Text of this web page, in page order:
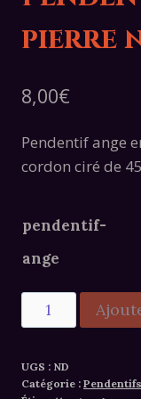
pierre
8,00€
Pendentif ange
cordon ciré de
pendentif-
ange
quantité
de
ange
UGS : ND
Catégorie : Pendentifs